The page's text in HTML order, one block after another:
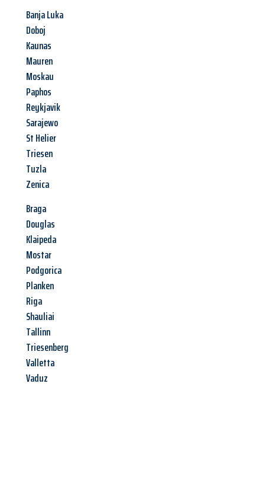
Banja Luka
Doboj
Kaunas
Mauren
Moskau
Paphos
Reykjavik
Sarajewo
St Helier
Triesen
Tuzla
Zenica
Braga
Douglas
Klaipeda
Mostar
Podgorica
Planken
Riga
Shauliai
Tallinn
Triesenberg
Valletta
Vaduz